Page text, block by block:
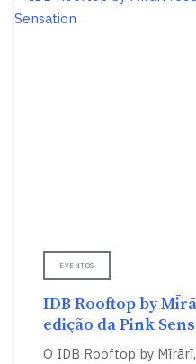
EVENTOS
IDB Rooftop by
edição da Pink
O IDB Rooftop by